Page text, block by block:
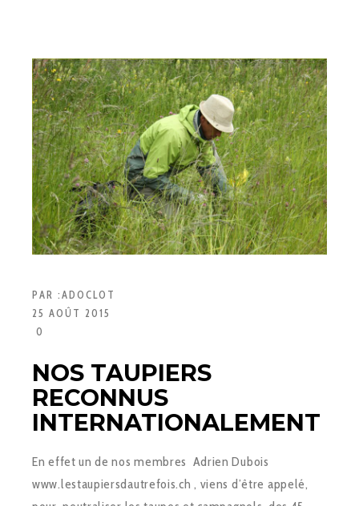
PAR :ADOCLOT
25 AOÛT 2015
0
NOS TAUPIERS
RECONNUS
INTERNATIONALEMENT
En effet un de nos membres Adrien Dubois
www.lestaupiersdautrefois.ch , viens d’être appelé,